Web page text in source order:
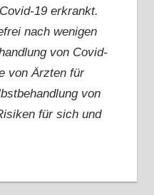
19 erkrankt.
nach wenigen
von Covid-
von Ärzten für
von
für sich und